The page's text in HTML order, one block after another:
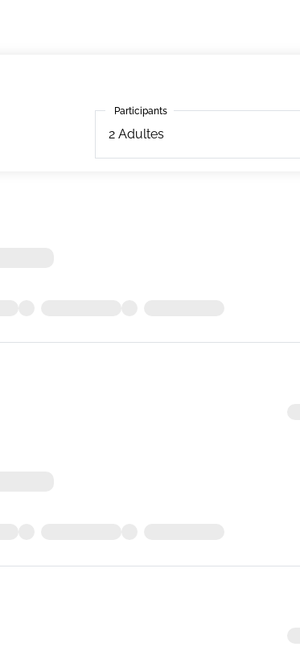
Participants
2 Adultes
Participants